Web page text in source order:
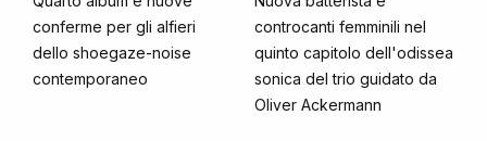
conferme per gli alfieri
dello shoegaze-noise
contemporaneo
controcanti femminili nel
quinto capitolo dell'odissea
sonica del trio guidato da
Oliver Ackermann